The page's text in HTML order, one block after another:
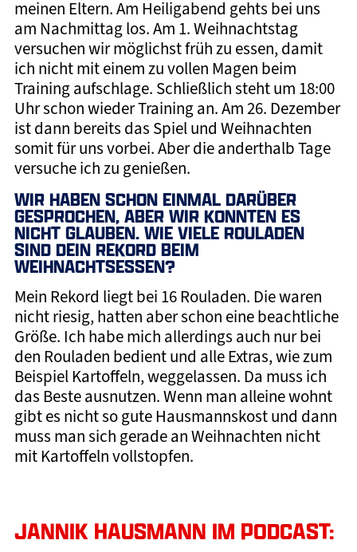
meinen Eltern. Am Heiligabend gehts bei uns
am Nachmittag los. Am 1. Weihnachtstag
versuchen wir möglichst früh zu essen, damit
ich nicht mit einem zu vollen Magen beim
Training aufschlage. Schließlich steht um 18:00
Uhr schon wieder Training an. Am 26. Dezember
ist dann bereits das Spiel und Weihnachten
somit für uns vorbei. Aber die anderthalb Tage
versuche ich zu genießen.
WIR HABEN SCHON EINMAL DARÜBER
GESPROCHEN, ABER WIR KONNTEN ES
NICHT GLAUBEN. WIE VIELE ROULADEN
SIND DEIN REKORD BEIM
WEIHNACHTSESSEN?
Mein Rekord liegt bei 16 Rouladen. Die waren
nicht riesig, hatten aber schon eine beachtliche
Größe. Ich habe mich allerdings auch nur bei
den Rouladen bedient und alle Extras, wie zum
Beispiel Kartoffeln, weggelassen. Da muss ich
das Beste ausnutzen. Wenn man alleine wohnt
gibt es nicht so gute Hausmannskost und dann
muss man sich gerade an Weihnachten nicht
mit Kartoffeln vollstopfen.
JANNIK HAUSMANN IM PODCAST: